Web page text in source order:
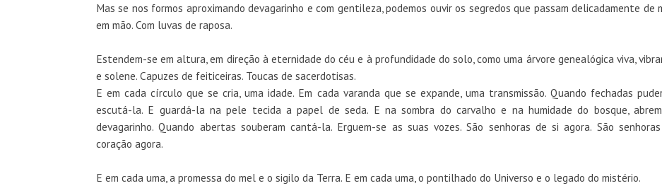
Mas se nos formos aproximando devagarinho e com gentileza, podemos ouvir os segredos que passam delicadamente de
em mão. Com luvas de raposa.
Estendem-se em altura, em direção à eternidade do céu e à profundidade do solo, como uma árvore genealógica viva,
e solene. Capuzes de feiticeiras. Toucas de sacerdotisas.
E em cada círculo que se cria, uma idade. Em cada varanda que se expande, uma transmissão. Quando fechadas
escutá-la. E guardá-la na pele tecida a papel de seda. E na sombra do carvalho e na humidade do bosque,
devagarinho. Quando abertas souberam cantá-la. Erguem-se as suas vozes. São senhoras de si agora. São
coração agora.
E em cada uma, a promessa do mel e o sigilo da Terra. E em cada uma, o pontilhado do Universo e o legado do mistério.